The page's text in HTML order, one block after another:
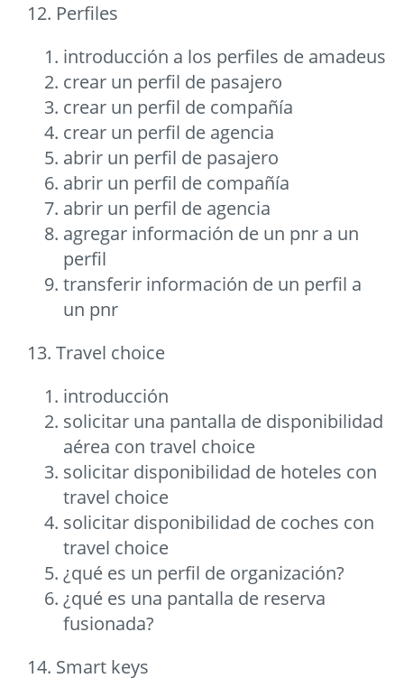
12. Perfiles
introducción a los perfiles de amadeus
crear un perfil de pasajero
crear un perfil de compañía
crear un perfil de agencia
abrir un perfil de pasajero
abrir un perfil de compañía
abrir un perfil de agencia
agregar información de un pnr a un
perfil
transferir información de un perfil a
un pnr
13. Travel choice
introducción
solicitar una pantalla de disponibilidad
aérea con travel choice
solicitar disponibilidad de hoteles con
travel choice
solicitar disponibilidad de coches con
travel choice
¿qué es un perfil de organización?
¿qué es una pantalla de reserva
fusionada?
14. Smart keys